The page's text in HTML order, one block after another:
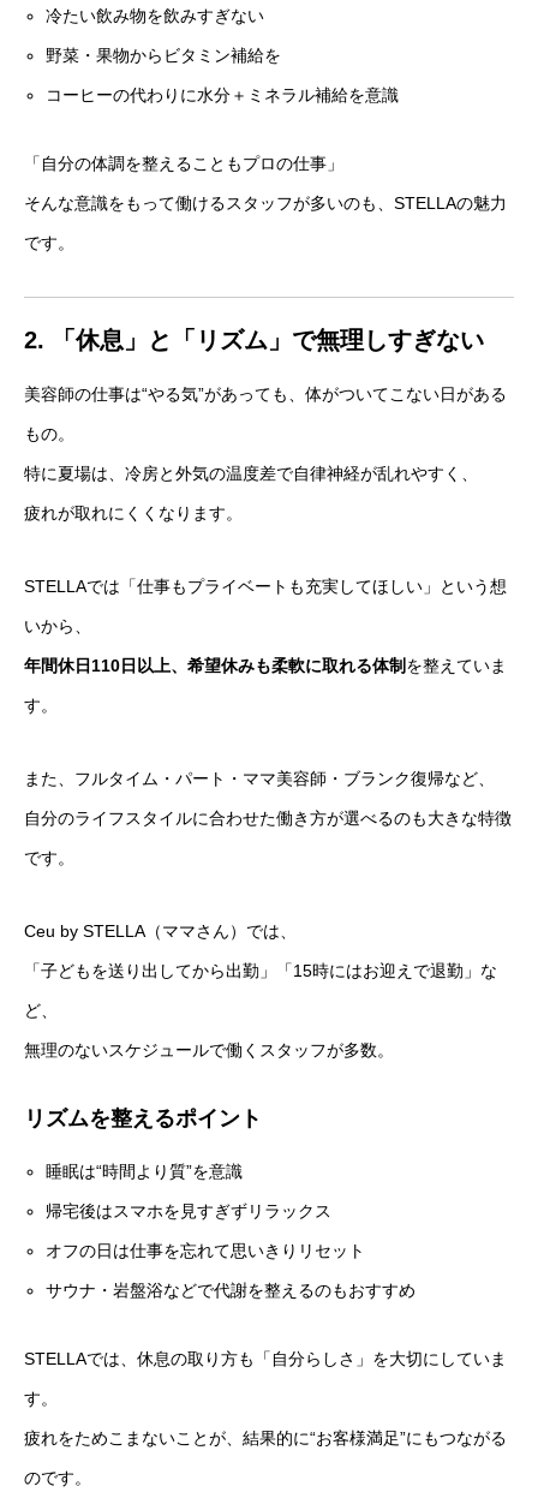
冷たい飲み物を飲みすぎない
野菜・果物からビタミン補給を
コーヒーの代わりに水分＋ミネラル補給を意識
「自分の体調を整えることもプロの仕事」
そんな意識をもって働けるスタッフが多いのも、STELLAの魅力
です。
2. 「休息」と「リズム」で無理しすぎない
美容師の仕事は“やる気”があっても、体がついてこない日がある
もの。
特に夏場は、冷房と外気の温度差で自律神経が乱れやすく、
疲れが取れにくくなります。
STELLAでは「仕事もプライベートも充実してほしい」という想
いから、
年間休日110日以上、希望休みも柔軟に取れる体制 を整えていま
す。
また、フルタイム・パート・ママ美容師・ブランク復帰など、
自分のライフスタイルに合わせた働き方が選べるのも大きな特徴
です。
Ceu by STELLA（ママさん）では、
「子どもを送り出してから出勤」「15時にはお迎えで退勤」な
ど、
無理のないスケジュールで働くスタッフが多数。
リズムを整えるポイント
睡眠は“時間より質”を意識
帰宅後はスマホを見すぎずリラックス
オフの日は仕事を忘れて思いきりリセット
サウナ・岩盤浴などで代謝を整えるのもおすすめ
STELLAでは、休息の取り方も「自分らしさ」を大切にしていま
す。
疲れをためこまないことが、結果的に“お客様満足”にもつながる
のです。